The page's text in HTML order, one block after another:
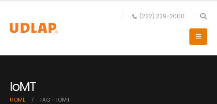
(222) 229-2000
IoMT
HOME TAG - IOMT